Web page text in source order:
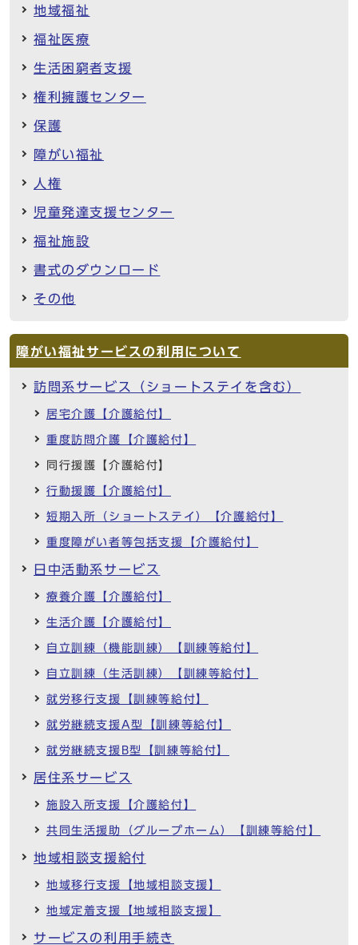
地域福祉
福祉医療
生活困窮者支援
権利擁護センター
保護
障がい福祉
人権
児童発達支援センター
福祉施設
書式のダウンロード
その他
障がい福祉サービスの利用について
訪問系サービス（ショートステイを含む）
居宅介護【介護給付】
重度訪問介護【介護給付】
同行援護【介護給付】
行動援護【介護給付】
短期入所（ショートステイ）【介護給付】
重度障がい者等包括支援【介護給付】
日中活動系サービス
療養介護【介護給付】
生活介護【介護給付】
自立訓練（機能訓練）【訓練等給付】
自立訓練（生活訓練）【訓練等給付】
就労移行支援【訓練等給付】
就労継続支援A型【訓練等給付】
就労継続支援B型【訓練等給付】
居住系サービス
施設入所支援【介護給付】
共同生活援助（グループホーム）【訓練等給付】
地域相談支援給付
地域移行支援【地域相談支援】
地域定着支援【地域相談支援】
サービスの利用手続き